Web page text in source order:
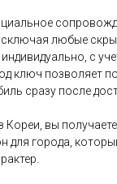
любые
с
ключ позволяет
сразу после
Кореи, вы
для города,